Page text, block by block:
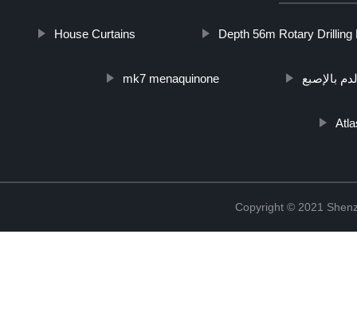
House Curtains Depth 56m Rotary Drilling
mk7 menaquinone بالإصبع
Copyright © 2021